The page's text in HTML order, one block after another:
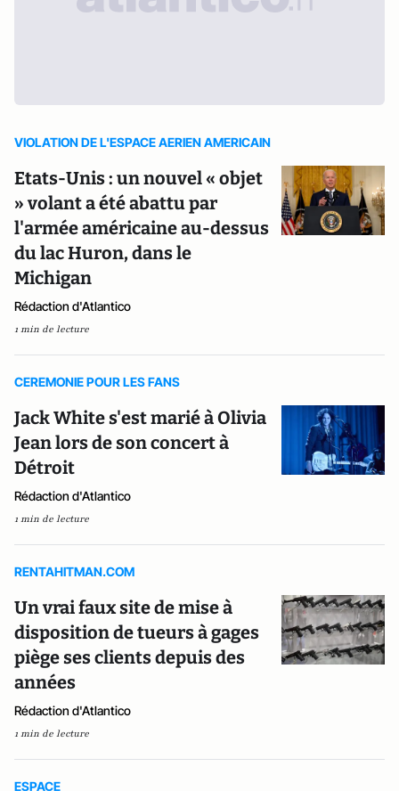
VIOLATION DE L'ESPACE AERIEN AMERICAIN
Etats-Unis : un nouvel « objet
» volant a été abattu par
l'armée américaine au-dessus
du lac Huron, dans le
Michigan
Rédaction d'Atlantico
1 min de lecture
CEREMONIE POUR LES FANS
Jack White s'est marié à Olivia
Jean lors de son concert à
Détroit
Rédaction d'Atlantico
1 min de lecture
RENTAHITMAN.COM
Un vrai faux site de mise à
disposition de tueurs à gages
piège ses clients depuis des
années
Rédaction d'Atlantico
1 min de lecture
ESPACE